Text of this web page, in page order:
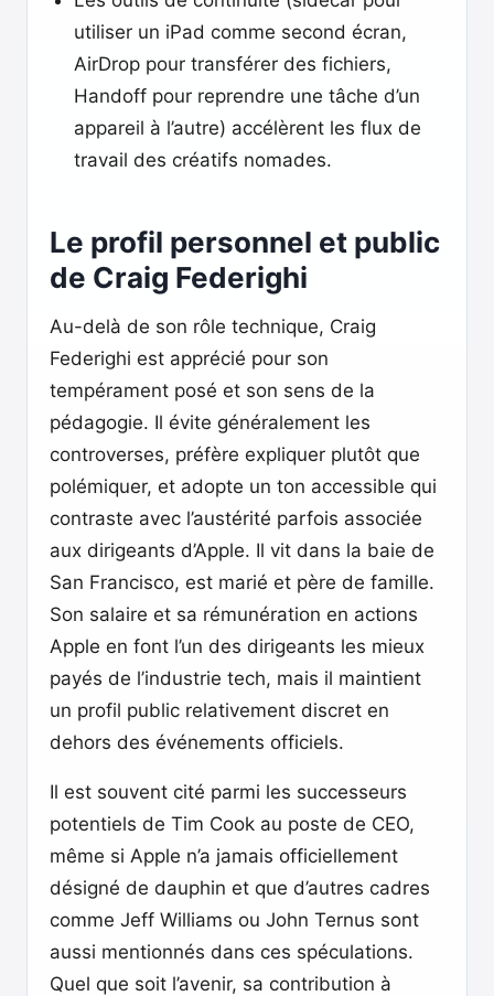
utiliser un iPad comme second écran,
AirDrop pour transférer des fichiers,
Handoff pour reprendre une tâche d’un
appareil à l’autre) accélèrent les flux de
travail des créatifs nomades.
Le profil personnel et public
de Craig Federighi
Au-delà de son rôle technique, Craig
Federighi est apprécié pour son
tempérament posé et son sens de la
pédagogie. Il évite généralement les
controverses, préfère expliquer plutôt que
polémiquer, et adopte un ton accessible qui
contraste avec l’austérité parfois associée
aux dirigeants d’Apple. Il vit dans la baie de
San Francisco, est marié et père de famille.
Son salaire et sa rémunération en actions
Apple en font l’un des dirigeants les mieux
payés de l’industrie tech, mais il maintient
un profil public relativement discret en
dehors des événements officiels.
Il est souvent cité parmi les successeurs
potentiels de Tim Cook au poste de CEO,
même si Apple n’a jamais officiellement
désigné de dauphin et que d’autres cadres
comme Jeff Williams ou John Ternus sont
aussi mentionnés dans ces spéculations.
Quel que soit l’avenir, sa contribution à